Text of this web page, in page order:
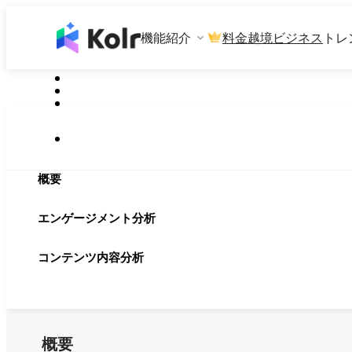
機能紹介 料金越境ビジネス ト
概要
エンゲージメント分析
コンテンツ内容分析
概要